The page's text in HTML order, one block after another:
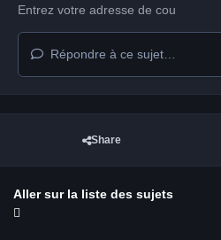
Répondre à ce sujet…
Share
Aller sur la liste des sujets